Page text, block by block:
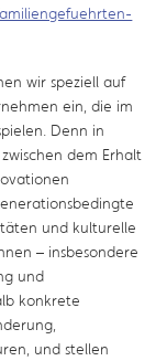
wir speziell auf
ein, die im
Denn in
dem Erhalt
und kulturelle
– insbesondere
und
konkrete
und stellen